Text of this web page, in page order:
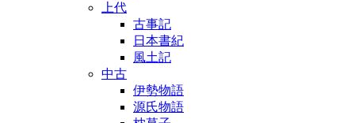
上代
古事記
日本書紀
風土記
中古
伊勢物語
源氏物語